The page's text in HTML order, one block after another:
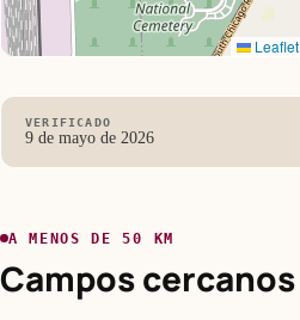
Leaflet
VERIFICADO
9 de mayo de 2026
A MENOS DE 50 KM
Campos cercanos